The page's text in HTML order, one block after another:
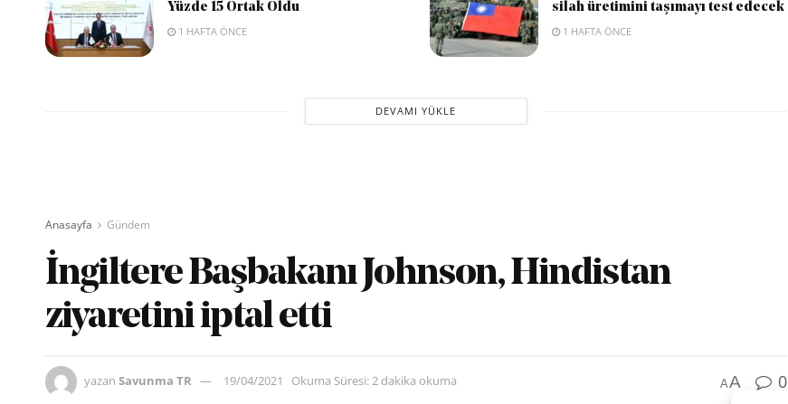
Yüzde 15 Ortak Oldu
1 HAFTA ÖNCE
silah üretimini taşımayı test edecek
1 HAFTA ÖNCE
DEVAMI YÜKLE
Anasayfa Gündem
İngiltere Başbakanı Johnson, Hindistan
ziyaretini iptal etti
yazan Savunma TR 19/04/2021 Okuma Süresi: 2 dakika okuma AA 0